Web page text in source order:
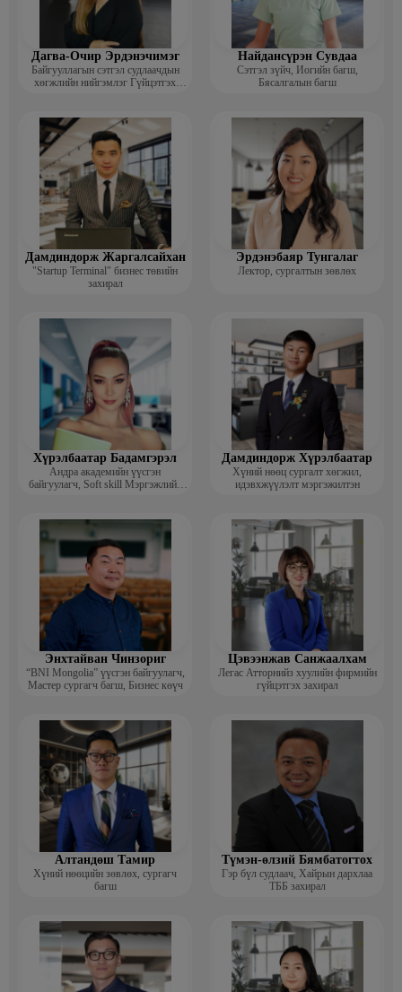
Дагва-Очир Эрдэнэчимэг
Байгууллагын сэтгэл судлаачдын
хөгжлийн нийгэмлэг Гүйцэтгэх
Найдансүрэн Сувдаа
Сэтгэл зүйч, Иогийн багш,
Бясалгалын багш
Дамдиндорж Жаргалсайхан
"Startup Terminal" бизнес төвийн
захирал
Эрдэнэбаяр Тунгалаг
Лектор, сургалтын зөвлөх
Хүрэлбаатар Бадамгэрэл
Андра академийн үүсгэн
байгуулагч, Soft skill Мэргэжлийн
Дамдиндорж Хүрэлбаатар
Хүний нөөц сургалт хөгжил,
идэвхжүүлэлт мэргэжилтэн
Энхтайван Чинзориг
“BNI Mongolia” үүсгэн байгуулагч,
Мастер сургагч багш, Бизнес көүч
Цэвээнжав Санжаалхам
Легас Атторнийз хуулийн фирмийн
гүйцэтгэх захирал
Алтандөш Тамир
Хүний нөөцийн зөвлөх, сургагч
багш
Түмэн-өлзий Бямбатогтох
Гэр бүл судлаач, Хайрын дархлаа
ТББ захирал